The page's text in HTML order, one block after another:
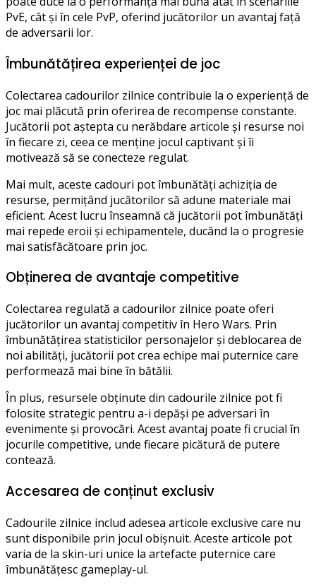
PvE, cât și în cele PvP, oferind jucătorilor un avantaj față
de adversarii lor.
Îmbunătățirea experienței de joc
Colectarea cadourilor zilnice contribuie la o experiență de
joc mai plăcută prin oferirea de recompense constante.
Jucătorii pot aștepta cu nerăbdare articole și resurse noi
în fiecare zi, ceea ce menține jocul captivant și îi
motivează să se conecteze regulat.
Mai mult, aceste cadouri pot îmbunătăți achiziția de
resurse, permițând jucătorilor să adune materiale mai
eficient. Acest lucru înseamnă că jucătorii pot îmbunătăți
mai repede eroii și echipamentele, ducând la o progresie
mai satisfăcătoare prin joc.
Obținerea de avantaje competitive
Colectarea regulată a cadourilor zilnice poate oferi
jucătorilor un avantaj competitiv în Hero Wars. Prin
îmbunătățirea statisticilor personajelor și deblocarea de
noi abilități, jucătorii pot crea echipe mai puternice care
performează mai bine în bătălii.
În plus, resursele obținute din cadourile zilnice pot fi
folosite strategic pentru a-i depăși pe adversari în
evenimente și provocări. Acest avantaj poate fi crucial în
jocurile competitive, unde fiecare picătură de putere
contează.
Accesarea de conținut exclusiv
Cadourile zilnice includ adesea articole exclusive care nu
sunt disponibile prin jocul obișnuit. Aceste articole pot
varia de la skin-uri unice la artefacte puternice care
îmbunătățesc gameplay-ul.